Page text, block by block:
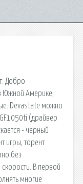
Добро
Южной Америке,
Devastate можно
(драйвер
- черный
игры, торент
без
В первой
многие